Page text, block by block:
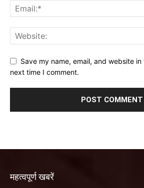
Save my name, email, and website
next time I comment.
महत्वपूर्ण खबरें